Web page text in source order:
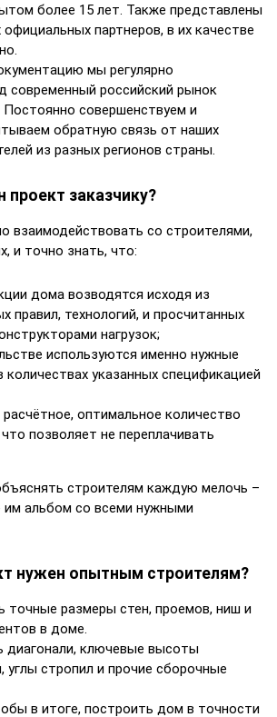
более 15 лет. Также представлены
партнеров, в их качестве
мы регулярно
современный российский рынок
Постоянно совершенствуем и
обратную связь от наших
из разных регионов страны.
проект заказчику?
взаимодействовать со строителями,
и точно знать, что:
дома возводятся исходя из
правил, технологий, и просчитанных
нагрузок;
используются именно нужные
количествах указанных спецификацией
расчётное, оптимальное количество
позволяет не переплачивать
строителям каждую мелочь –
им альбом со всеми нужными
нужен опытным строителям?
точные размеры стен, проемов, ниш и
в доме.
диагонали, ключевые высоты
углы стропил и прочие сборочные
в итоге, построить дом в точности